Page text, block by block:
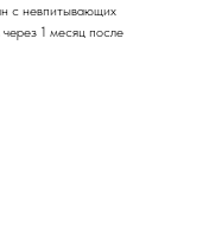
с невпитывающих
1 месяц после